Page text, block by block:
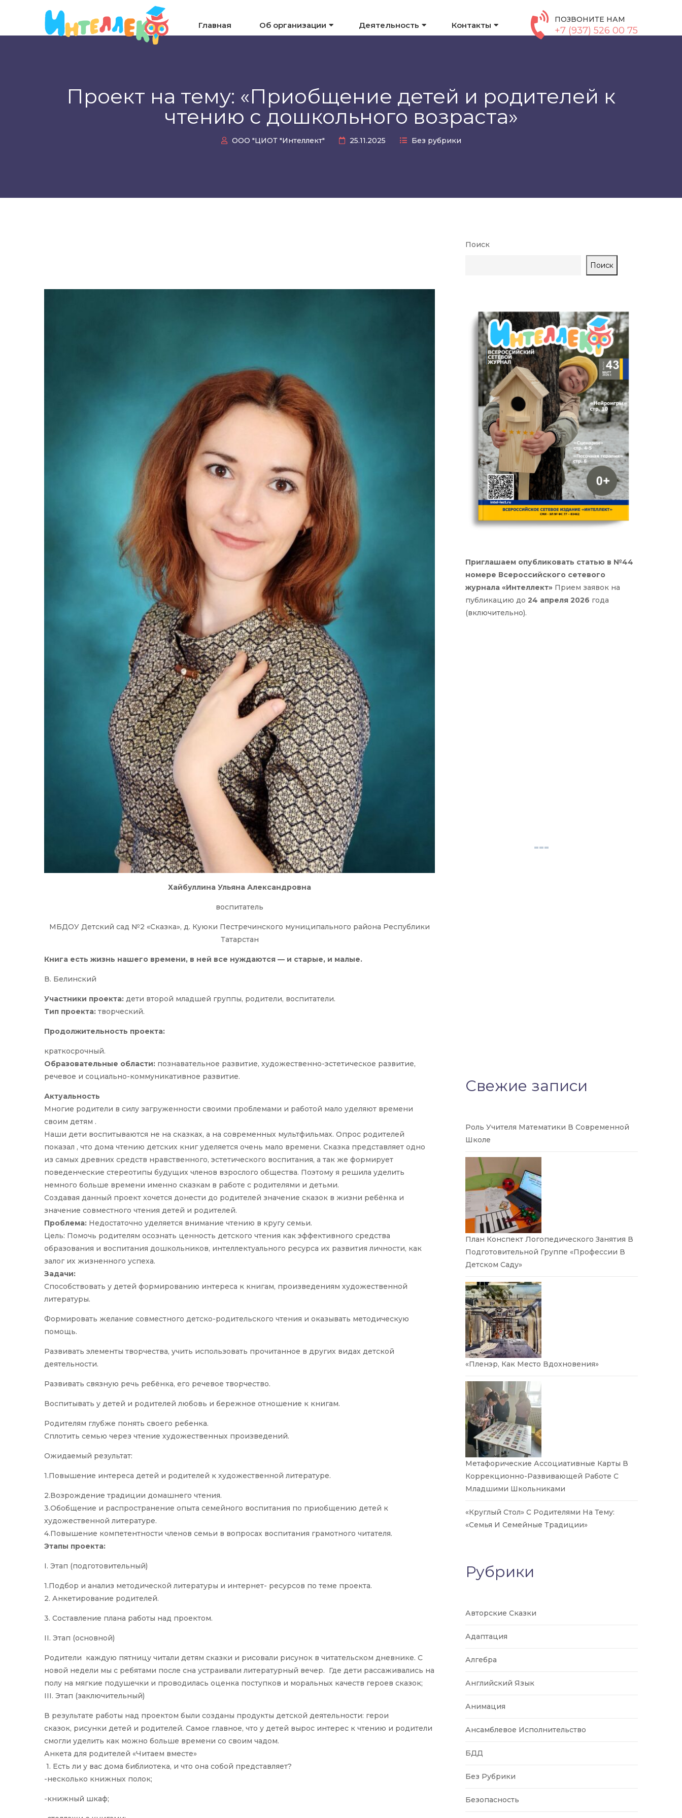
Главная Об организации Деятельность Контакты
ПОЗВОНИТЕ НАМ
+7 (937) 526 00 75
Проект на тему: «Приобщение детей и родителей к
чтению с дошкольного возраста»
ООО "ЦИОТ "Интеллект" 25.11.2025 Без рубрики
Хайбуллина Ульяна Александровна
воспитатель
МБДОУ Детский сад №2 «Сказка», д. Куюки Пестречинского муниципального района Республики
Татарстан
Книга есть жизнь нашего времени, в ней все нуждаются — и старые, и малые.
В. Белинский
Участники проекта: дети второй младшей группы, родители, воспитатели.
Тип проекта: творческий.
Продолжительность проекта:
краткосрочный.
Образовательные области: познавательное развитие, художественно-эстетическое развитие,
речевое и социально-коммуникативное развитие.
Актуальность
Многие родители в силу загруженности своими проблемами и работой мало уделяют времени
своим детям .
Наши дети воспитываются не на сказках, а на современных мультфильмах. Опрос родителей
показал , что дома чтению детских книг уделяется очень мало времени. Сказка представляет одно
из самых древних средств нравственного, эстетического воспитания, а так же формирует
поведенческие стереотипы будущих членов взрослого общества. Поэтому я решила уделить
немного больше времени именно сказкам в работе с родителями и детьми.
Создавая данный проект хочется донести до родителей значение сказок в жизни ребёнка и
значение совместного чтения детей и родителей.
Проблема: Недостаточно уделяется внимание чтению в кругу семьи.
Цель: Помочь родителям осознать ценность детского чтения как эффективного средства
образования и воспитания дошкольников, интеллектуального ресурса их развития личности, как
залог их жизненного успеха.
Задачи:
Способствовать у детей формированию интереса к книгам, произведениям художественной
литературы.
Формировать желание совместного детско-родительского чтения и оказывать методическую
помощь.
Развивать элементы творчества, учить использовать прочитанное в других видах детской
деятельности.
Развивать связную речь ребёнка, его речевое творчество.
Воспитывать у детей и родителей любовь и бережное отношение к книгам.
Родителям глубже понять своего ребенка.
Сплотить семью через чтение художественных произведений.
Ожидаемый результат:
1.Повышение интереса детей и родителей к художественной литературе.
2.Возрождение традиции домашнего чтения.
3.Обобщение и распространение опыта семейного воспитания по приобщению детей к
художественной литературе.
4.Повышение компетентности членов семьи в вопросах воспитания грамотного читателя.
Этапы проекта:
I. Этап (подготовительный)
1.Подбор и анализ методической литературы и интернет- ресурсов по теме проекта.
2. Анкетирование родителей.
3. Составление плана работы над проектом.
II. Этап (основной)
Родители каждую пятницу читали детям сказки и рисовали рисунок в читательском дневнике. С
новой недели мы с ребятами после сна устраивали литературный вечер. Где дети рассаживались на
полу на мягкие подушечки и проводилась оценка поступков и моральных качеств героев сказок;
III. Этап (заключительный)
В результате работы над проектом были созданы продукты детской деятельности: герои
сказок, рисунки детей и родителей. Самое главное, что у детей вырос интерес к чтению и родители
смогли уделить как можно больше времени со своим чадом.
Анкета для родителей «Читаем вместе»
1. Есть ли у вас дома библиотека, и что она собой представляет?
-несколько книжных полок;
-книжный шкаф;
Поиск
Поиск
Приглашаем опубликовать статью в №44
номере Всероссийского сетевого
журнала «Интеллект» Прием заявок на
публикацию до 24 апреля 2026 года
(включительно).
Свежие записи
Роль Учителя Математики В Современной
Школе
План Конспект Логопедического Занятия В
Подготовительной Группе «Профессии В
Детском Саду»
«Пленэр, Как Место Вдохновения»
Метафорические Ассоциативные Карты В
Коррекционно-Развивающей Работе С
Младшими Школьниками
«Круглый Стол» С Родителями На Тему:
«Семья И Семейные Традиции»
Рубрики
Авторские Сказки
Адаптация
Алгебра
Английский Язык
Анимация
Ансамблевое Исполнительство
БДД
Без Рубрики
Безопасность